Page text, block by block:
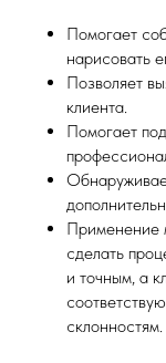
Помогает
нарисовать
Позволяет
клиента.
Помогает
Применение
сделать
и точным, а
склонностям.